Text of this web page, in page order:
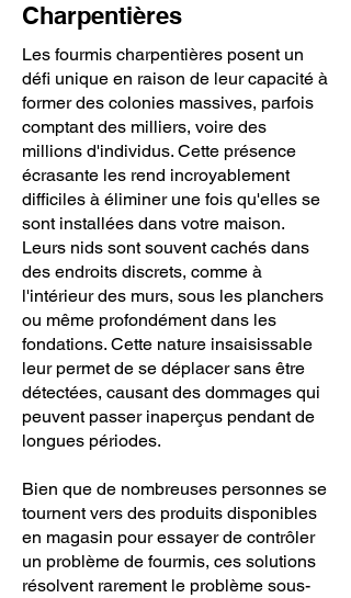
Charpentières
Les fourmis charpentières posent un
défi unique en raison de leur capacité à
former des colonies massives, parfois
comptant des milliers, voire des
millions d'individus. Cette présence
écrasante les rend incroyablement
difficiles à éliminer une fois qu'elles se
sont installées dans votre maison.
Leurs nids sont souvent cachés dans
des endroits discrets, comme à
l'intérieur des murs, sous les planchers
ou même profondément dans les
fondations. Cette nature insaisissable
leur permet de se déplacer sans être
détectées, causant des dommages qui
peuvent passer inaperçus pendant de
longues périodes.
Bien que de nombreuses personnes se
tournent vers des produits disponibles
en magasin pour essayer de contrôler
un problème de fourmis, ces solutions
résolvent rarement le problème sous-